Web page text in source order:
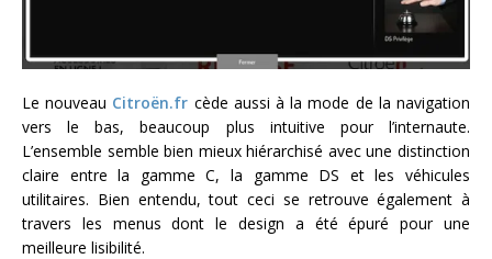
Le nouveau Citroën.fr cède aussi à la mode de la navigation
vers le bas, beaucoup plus intuitive pour l’internaute.
L’ensemble semble bien mieux hiérarchisé avec une distinction
claire entre la gamme C, la gamme DS et les véhicules
utilitaires. Bien entendu, tout ceci se retrouve également à
travers les menus dont le design a été épuré pour une
meilleure lisibilité.